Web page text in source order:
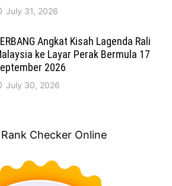
July 31, 2026
Angkat Kisah Lagenda Rali
ke Layar Perak Bermula 17
2026
July 30, 2026
Checker Online